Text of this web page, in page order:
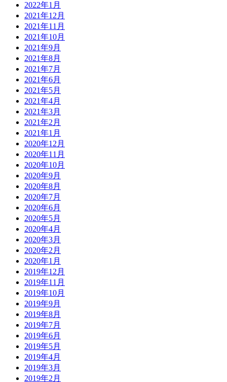
2022年1月
2021年12月
2021年11月
2021年10月
2021年9月
2021年8月
2021年7月
2021年6月
2021年5月
2021年4月
2021年3月
2021年2月
2021年1月
2020年12月
2020年11月
2020年10月
2020年9月
2020年8月
2020年7月
2020年6月
2020年5月
2020年4月
2020年3月
2020年2月
2020年1月
2019年12月
2019年11月
2019年10月
2019年9月
2019年8月
2019年7月
2019年6月
2019年5月
2019年4月
2019年3月
2019年2月